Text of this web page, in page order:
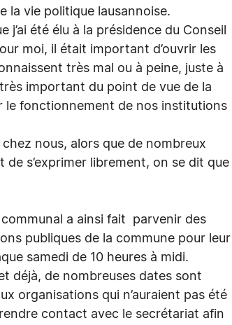
la vie politique lausannoise.
j’ai été élu à la présidence du Conseil
moi, il était important d’ouvrir les
très mal ou à peine, juste à
important du point de vue de la
le fonctionnement de nos institutions
nous, alors que de nombreux
s’exprimer librement, on se dit que
communal a ainsi fait parvenir des
publiques de la commune pour leur
samedi de 10 heures à midi.
déjà, de nombreuses dates sont
organisations qui n’auraient pas été
contact avec le secrétariat afin